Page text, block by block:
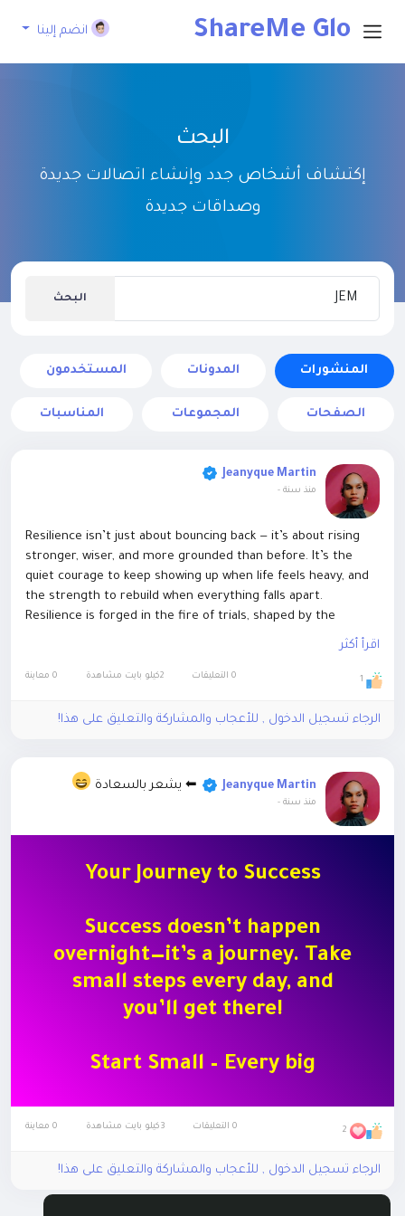
ShareMe Glo انضم إلينا
البحث
إكتشاف أشخاص جدد وإنشاء اتصالات جديدة
وصداقات جديدة
البحث
المنشورات المدونات المستخدمون
الصفحات المجموعات المناسبات
Jeanyque Martin
منذ سنة -
Resilience isn’t just about bouncing back — it’s about rising
stronger, wiser, and more grounded than before. It’s the
quiet courage to keep showing up when life feels heavy, and
the strength to rebuild when everything falls apart.
Resilience is forged in the fire of trials, shaped by the
storms we survive, and fueled by the belief that better is still
— because what’s inside you is greater than what’s against
اقرأ أكثر
1 0 التعليقات 0 معاينة
الرجاء تسجيل الدخول , للأعجاب والمشاركة والتعليق على هذا!
Jeanyque Martin ⬅ يشعر بالسعادة
منذ سنة -
Your Journey to Success
Success doesn’t happen
overnight—it’s a journey. Take
small steps every day, and
you’ll get there!
Start Small – Every big
step. Just start!
opens doors. Read, learn, and
grow.
2 0 التعليقات 0 معاينة
الرجاء تسجيل الدخول , للأعجاب والمشاركة والتعليق على هذا!